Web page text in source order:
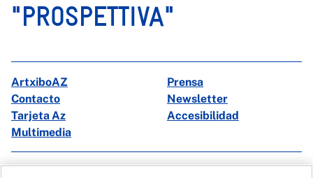
"PROSPETTIVA"
ArtxiboAZ
Prensa
Contacto
Newsletter
Tarjeta Az
Accesibilidad
Multimedia